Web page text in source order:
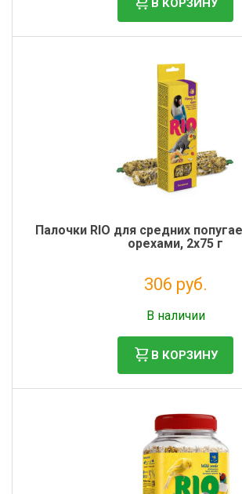
Палочки RIO для средних
орехами, 2х75 г
306 руб.
В наличии
В КОРЗИНУ